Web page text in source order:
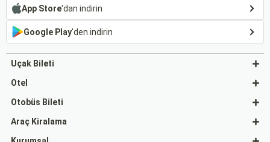
App Store'dan indirin
Google Play'den indirin
Uçak Bileti
Otel
Otobüs Bileti
Araç Kiralama